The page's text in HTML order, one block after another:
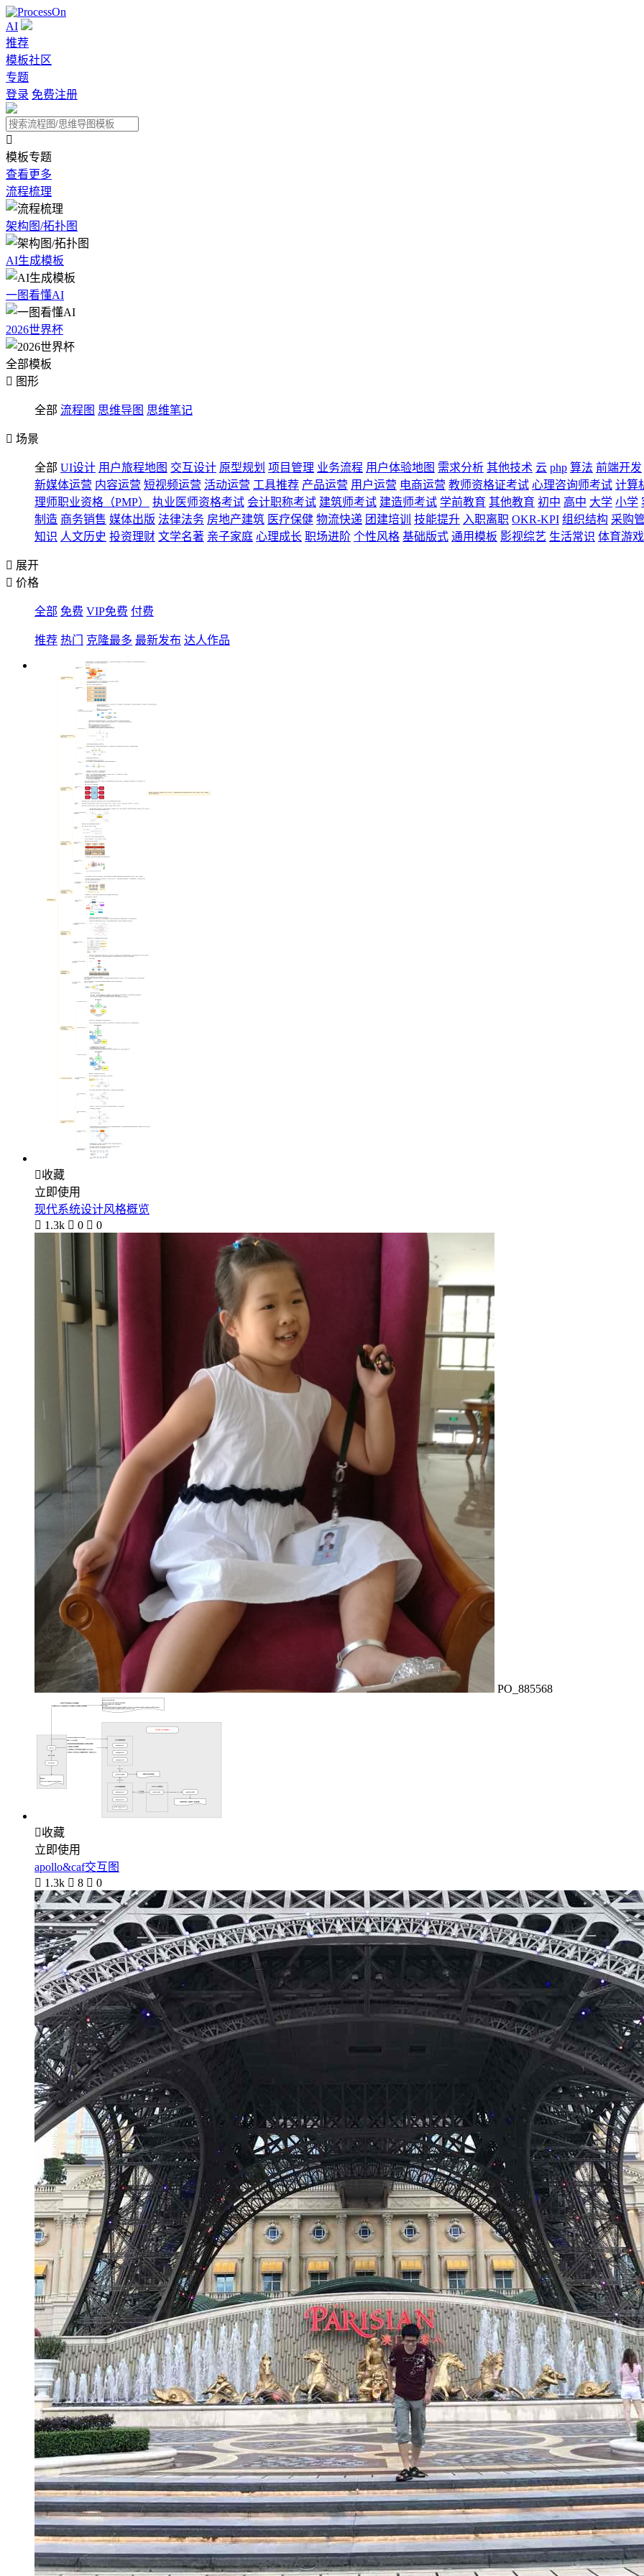
AI
推荐
模板社区
专题
登录 免费注册

模板专题
查看更多
流程梳理
架构图/拓扑图
AI生成模板
一图看懂AI
2026世界杯
全部模板
 图形
全部 流程图 思维导图 思维笔记
 场景
全部 UI设计 用户旅程地图 交互设计 原型规划 项目管理 业务流程 用户体验地图 需求分析 其他技术 云 php 算法 前端开发
新媒体运营 内容运营 短视频运营 活动运营 工具推荐 产品运营 用户运营 电商运营 教师资格证考试 心理咨询师考试 计算
理师职业资格（PMP）
执业医师资格考试 会计职称考试 建筑师考试 建造师考试 学前教育 其他教育 初中 高中 大学 小学
制造 商务销售 媒体出版 法律法务 房地产建筑 医疗保健 物流快递 团建培训 技能提升 入职离职 OKR-KPI 组织结构 采购
知识 人文历史 投资理财 文学名著 亲子家庭 心理成长 职场进阶 个性风格 基础版式 通用模板 影视综艺 生活常识 体育游戏
 展开
 价格
全部 免费 VIP免费 付费
推荐 热门 克隆最多 最新发布 达人作品
收藏
立即使用
现代系统设计风格概览
 1.3k  0  0
PO_885568
收藏
立即使用
apollo&caf交互图
 1.3k  8  0